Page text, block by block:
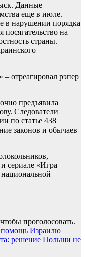
Данные
еще в июле.
в нарушении порядка
посягательство на
страны.
отреагировал рэпер
предъявила
Следователи
по статье 438
законов и обычаев
сериале «Игра
проголосовать.
Израилю
решение Польши не